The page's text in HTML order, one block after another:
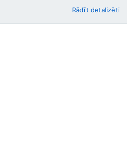
Rādīt detalizēti